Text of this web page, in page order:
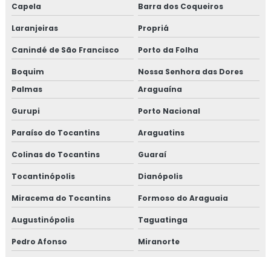
Capela Barra dos Coqueiros
Laranjeiras Propriá
Canindé de São Francisco Porto da Folha
Boquim
Nossa Senhora das Dores
Palmas
Araguaína
Gurupi Porto Nacional
Paraíso do Tocantins Araguatins
Colinas do Tocantins Guaraí
Tocantinópolis Dianópolis
Miracema do Tocantins Formoso do Araguaia
Augustinópolis Taguatinga
Pedro Afonso Miranorte